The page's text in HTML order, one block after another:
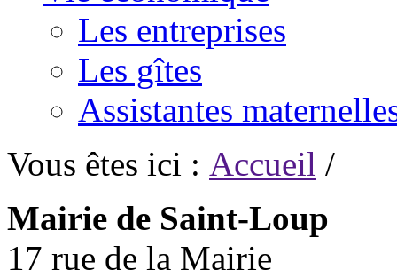
Les entreprises
Les gîtes
Assistantes
Vous êtes ici : Accueil /
Mairie de Saint-Loup
17 rue de la Mairie